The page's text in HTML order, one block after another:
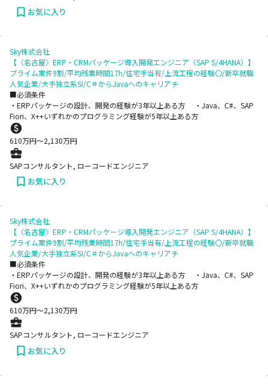
お気に入り
Sky株式会社
【〈名古屋〉ERP・CRMパッケージ導入開発エンジニア（SAP S/4HANA）】
プライム案件9割/平均残業時間17h/住宅手当有/上流工程の経験〇/新卒就職
人気企業/大手独立系SI/C＃からJavaへのキャリアチ
■必須条件
・ERPパッケージの設計、開発の経験が3年以上ある方 ・Java、C#、SAP
Fiori、X++いずれかのプログラミング経験が5年以上ある方
610万円〜2,130万円
SAPコンサルタント, ローコードエンジニア
お気に入り
Sky株式会社
【〈名古屋〉ERP・CRMパッケージ導入開発エンジニア（SAP S/4HANA）】
プライム案件9割/平均残業時間17h/住宅手当有/上流工程の経験〇/新卒就職
人気企業/大手独立系SI/C＃からJavaへのキャリアチ
■必須条件
・ERPパッケージの設計、開発の経験が3年以上ある方 ・Java、C#、SAP
Fiori、X++いずれかのプログラミング経験が5年以上ある方
610万円〜2,130万円
SAPコンサルタント, ローコードエンジニア
お気に入り